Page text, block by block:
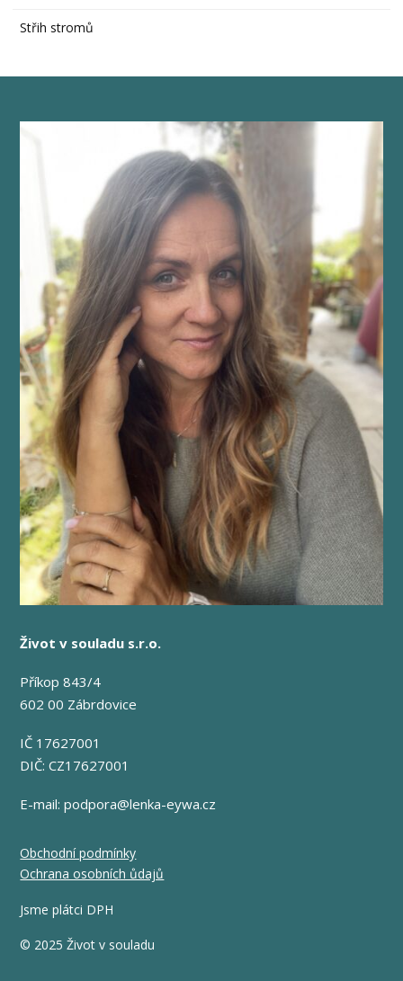
Střih stromů
Život v souladu s.r.o.
Příkop 843/4
602 00 Zábrdovice
IČ 17627001
DIČ: CZ17627001
E-mail:podpora@lenka-eywa.cz
Obchodní podmínky
Ochrana osobních ůdajů
Jsme plátci DPH
© 2025 Život v souladu